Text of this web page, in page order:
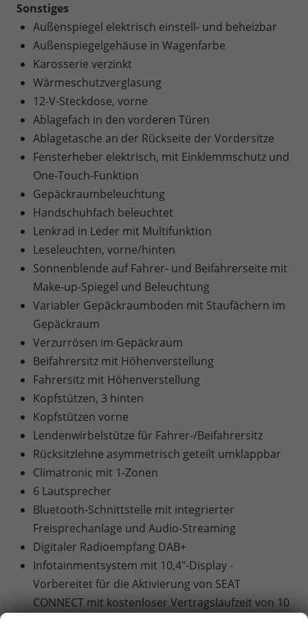
Sonstiges
Außenspiegel elektrisch einstell- und beheizbar
Außenspiegelgehäuse in Wagenfarbe
Karosserie verzinkt
Wärmeschutzverglasung
12-V-Steckdose, vorne
Ablagefach in den vorderen Türen
Ablagetasche an der Rückseite der Vordersitze
Fensterheber elektrisch, mit Einklemmschutz und
One-Touch-Funktion
Gepäckraumbeleuchtung
Handschuhfach beleuchtet
Lenkrad in Leder mit Multifunktion
Leseleuchten, vorne/hinten
Sonnenblende auf Fahrer- und Beifahrerseite mit
Make-up-Spiegel und Beleuchtung
Variabler Gepäckraumboden mit Staufächern im
Gepäckraum
Verzurrösen im Gepäckraum
Beifahrersitz mit Höhenverstellung
Fahrersitz mit Höhenverstellung
Kopfstützen, 3 hinten
Kopfstützen vorne
Lendenwirbelstütze für Fahrer-/Beifahrersitz
Rücksitzlehne asymmetrisch geteilt umklappbar
Climatronic mit 1-Zonen
6 Lautsprecher
Bluetooth-Schnittstelle mit integrierter
Freisprechanlage und Audio-Streaming
Digitaler Radioempfang DAB+
Infotainmentsystem mit 10,4"-Display -
Vorbereitet für die Aktivierung von SEAT
CONNECT mit kostenloser Vertragslaufzeit von 10